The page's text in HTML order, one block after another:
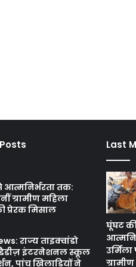
तक:
ग्रामीण महिला
प्रेरक मिसाल
राज्य ताइक्वांडो
डैडीज़ इंटरनेशनल स्कूल
पांच खिलाड़ियों ने
Last
घूंघट